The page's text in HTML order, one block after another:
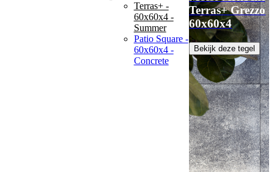
Terras+ -
60x60x4 -
Summer
Patio Square -
60x60x4 -
Concrete
Terras+ Grezzo
60x60x4
Bekijk deze tegel